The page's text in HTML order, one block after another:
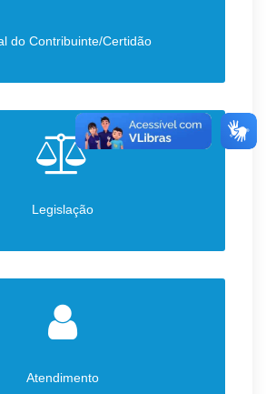
do Contribuinte/Certidão
Legislação
Atendimento